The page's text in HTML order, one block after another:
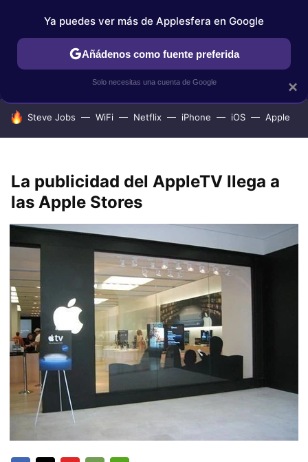
IPHONE TUTORIALES APPLESFERA SELECCIÓN
HOY SE HABLA DE
Steve Jobs WiFi Netflix iPhone iOS Apple
La publicidad del AppleTV llega a
las Apple Stores
×
Ya puedes ver más de Applesfera en Google
Añádenos como fuente preferida
Solo necesitas una cuenta de Google